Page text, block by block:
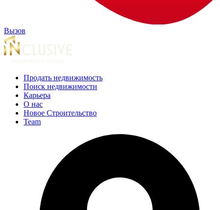
Вызов
Продать недвижимость
Поиск недвижимости
Карьера
О нас
Новое Строительство
Team